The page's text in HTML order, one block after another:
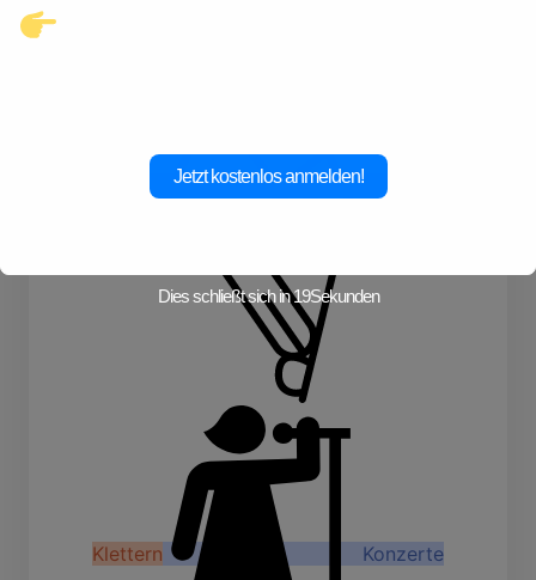
Klettern Konzerte
Jetzt kostenlos anmelden!
Dies schließt sich in19Sekunden